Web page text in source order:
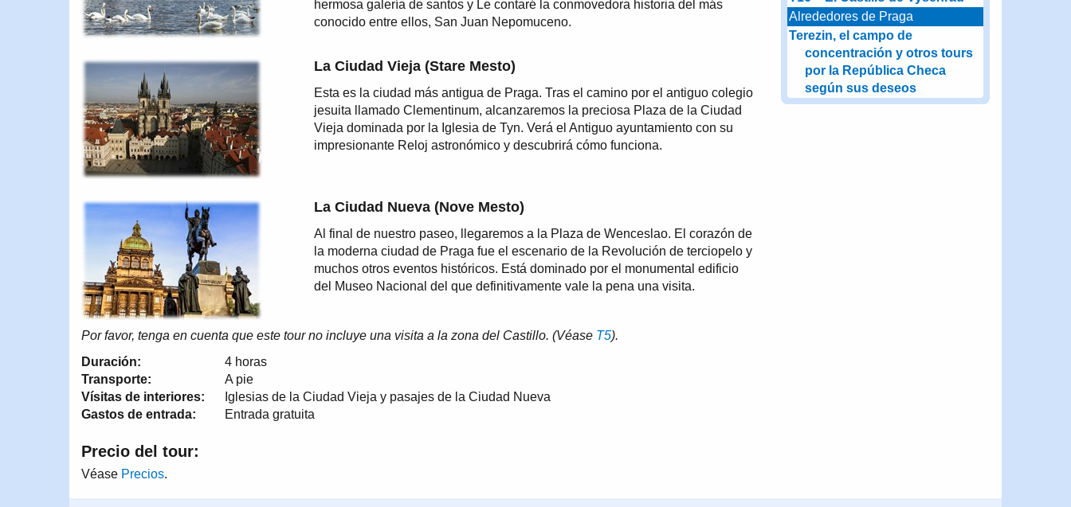
hermosa galería de santos y Le contaré la conmovedora historia del más
conocido entre ellos, San Juan Nepomuceno.
La Ciudad Vieja (Stare Mesto)
Esta es la ciudad más antigua de Praga. Tras el camino por el antiguo colegio
jesuita llamado Clementinum, alcanzaremos la preciosa Plaza de la Ciudad
Vieja dominada por la Iglesia de Tyn. Verá el Antiguo ayuntamiento con su
impresionante Reloj astronómico y descubrirá cómo funciona.
La Ciudad Nueva (Nove Mesto)
Al final de nuestro paseo, llegaremos a la Plaza de Wenceslao. El corazón de
la moderna ciudad de Praga fue el escenario de la Revolución de terciopelo y
muchos otros eventos históricos. Está dominado por el monumental edificio
del Museo Nacional del que definitivamente vale la pena una visita.
Por favor, tenga en cuenta que este tour no incluye una visita a la zona del Castillo. (Véase T5).
Duración:
4 horas
Transporte:
A pie
Vísitas de interiores:
Iglesias de la Ciudad Vieja y pasajes de la Ciudad Nueva
Gastos de entrada:
Entrada gratuita
Precio del tour:
Véase Precios.
Alrededores de Praga
Terezin, el campo de
concentración y otros tours
por la República Checa
según sus deseos